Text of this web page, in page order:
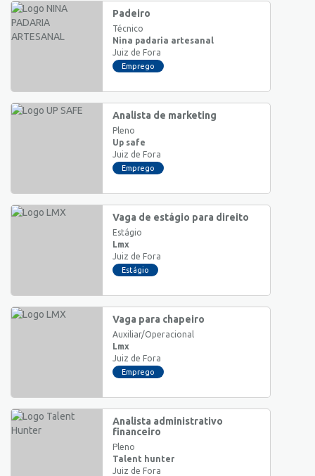
Padeiro
Técnico
Nina padaria artesanal
Juiz de Fora
Emprego
Analista de marketing
Pleno
Up safe
Juiz de Fora
Emprego
Vaga de estágio para direito
Estágio
Lmx
Juiz de Fora
Estágio
Vaga para chapeiro
Auxiliar/Operacional
Lmx
Juiz de Fora
Emprego
Analista administrativo
financeiro
Pleno
Talent hunter
Juiz de Fora